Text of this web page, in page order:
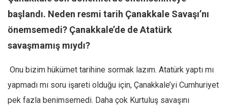
Afrika
İslam Dünyası
Amerika
Avustralya
Tarih
Düşünce
başlandı. Neden resmi tarih Çanakkale Savaşı’nı
önemsemedi? Çanakkale’de de Atatürk
savaşmamış mıydı?
Onu bizim hükümet tarihine sormak lazım. Atatürk yaptı mı
yapmadı mı soru işareti olduğu için, Çanakkale’yi Cumhuriyet
pek fazla benimsemedi. Daha çok Kurtuluş savaşını